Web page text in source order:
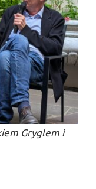
Gryglem i